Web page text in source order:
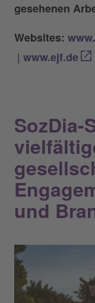
gesehenen
Websites:
| www.ejf.de
und